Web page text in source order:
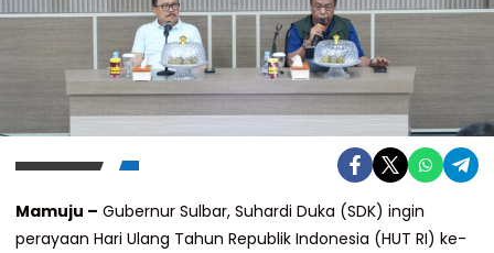
Mamuju – Gubernur Sulbar, Suhardi Duka (SDK) ingin
perayaan Hari Ulang Tahun Republik Indonesia (HUT RI) ke-